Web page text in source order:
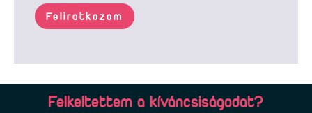
Feliratkozom
Felkeltettem a kíváncsiságodat?